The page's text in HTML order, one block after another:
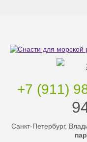
+7 (911)
Санкт-Петербург,